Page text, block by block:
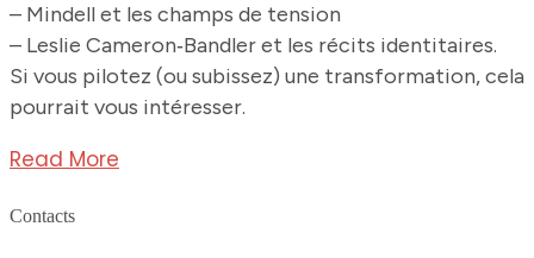
– Mindell et les champs de tension
– Leslie Cameron‑Bandler et les récits identitaires.
Si vous pilotez (ou subissez) une transformation, cela
pourrait vous intéresser.
Read More
Contacts